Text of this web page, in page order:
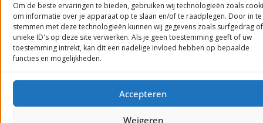
Om de beste ervaringen te bieden, gebruiken wij technologieën zoals
om informatie over je apparaat op te slaan en/of te raadplegen. Door in te
stemmen met deze technologieën kunnen wij gegevens zoals surfgedrag of
unieke ID's op deze site verwerken. Als je geen toestemming geeft of uw
toestemming intrekt, kan dit een nadelige invloed hebben op bepaalde
functies en mogelijkheden.
Accepteren
Weigeren
Nederland
Privacyverklaring